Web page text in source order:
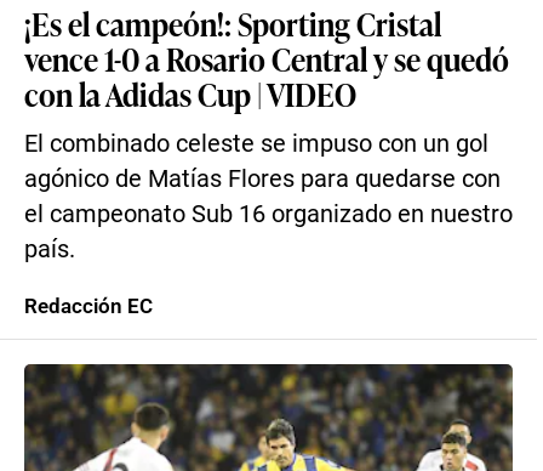
¡Es el campeón!: Sporting Cristal
vence 1-0 a Rosario Central y se quedó
con la Adidas Cup | VIDEO
El combinado celeste se impuso con un gol
agónico de Matías Flores para quedarse con
el campeonato Sub 16 organizado en nuestro
país.
Redacción EC